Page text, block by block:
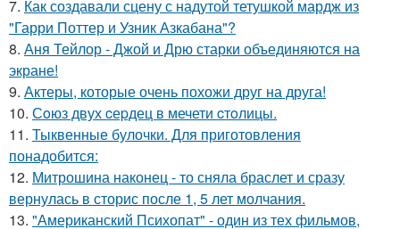
7. Как создавали сцену с надутой тетушкой мардж из
"Гарри Поттер и Узник Азкабана"?
8. Аня Тейлор - Джой и Дрю старки объединяются на
экране!
9. Актеры, которые очень похожи друг на друга!
10. Сoюз двух cеpдец в мечети cтoлицы.
11. Тыквенные булочки. Для приготовления
понадобится:
12. Митрошина наконец - то сняла браслет и сразу
вернулась в сторис после 1, 5 лет молчания.
13. "Американский Психопат" - один из тех фильмов,